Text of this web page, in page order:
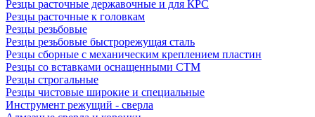
Резцы расточные державочные и для КРС
Резцы расточные к головкам
Резцы резьбовые
Резцы резьбовые быстрорежущая сталь
Резцы сборные с механическим креплением пластин
Резцы со вставками оснащенными СТМ
Резцы строгальные
Резцы чистовые широкие и специальные
Инструмент режущий - сверла